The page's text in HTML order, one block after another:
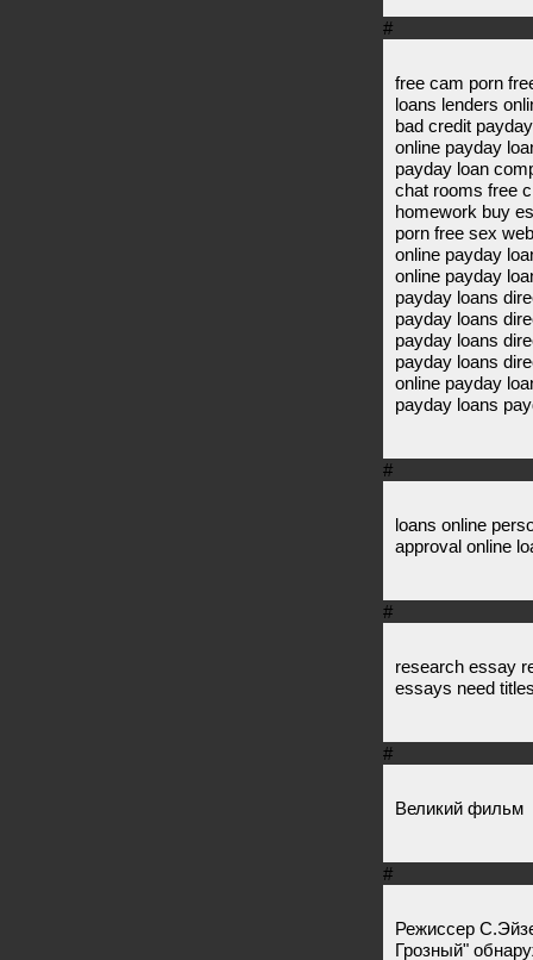
#
free cam porn
loans lenders
bad credit
online payday
payday loan
chat rooms free
homework buy
porn free sex
online payday
online payday
payday loans
payday loans
payday loans
payday loans
online payday
payday loans
#
loans online
approval online
#
research essay
essays need
#
Великий фильм
#
Режиссер
Грозный"